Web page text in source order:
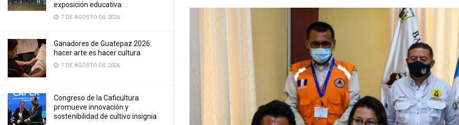
exposición educativa
7 DE AGOSTO DE 2026
Ganadores de Guatepaz 2026:
hacer arte es hacer cultura
7 DE AGOSTO DE 2026
Congreso de la Caficultura
promueve innovación y
sostenibilidad de cultivo insignia